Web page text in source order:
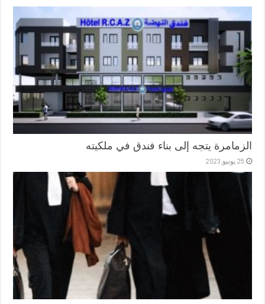
الزمامرة يتجه إلى بناء فندق في ملكيته
25 يونيو,2023